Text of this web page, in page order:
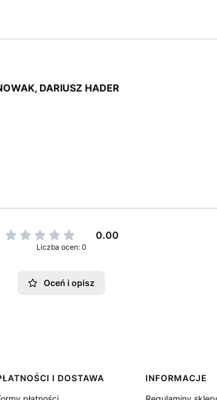
DARIUSZ HADER
0.00
Liczba ocen: 0
Oceń i opisz
I DOSTAWA
INFORMACJE